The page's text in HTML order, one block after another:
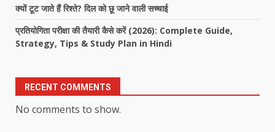
क्यों टूट जाते हैं रिश्ते? दिल को छू जाने वाली सच्चाई
प्रतियोगिता परीक्षा की तैयारी कैसे करें (2026): Complete Guide,
Strategy, Tips & Study Plan in Hindi
RECENT COMMENTS
No comments to show.